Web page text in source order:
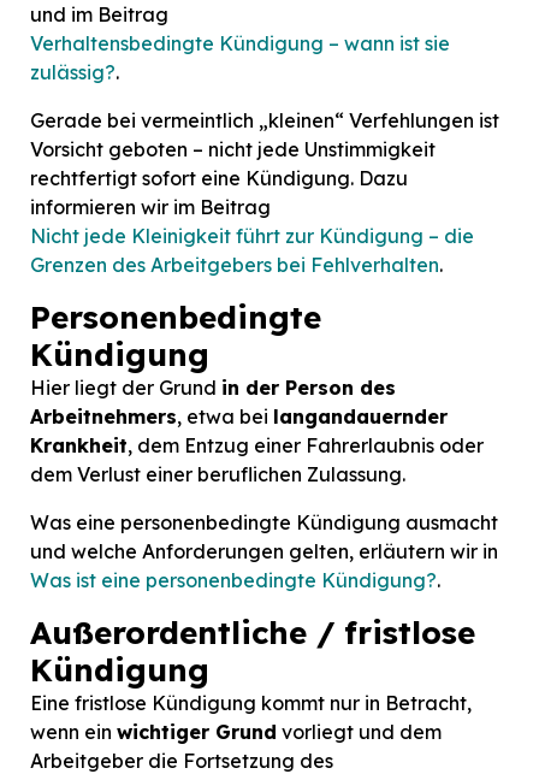
und im Beitrag
Verhaltensbedingte Kündigung – wann ist sie
zulässig?.
Gerade bei vermeintlich „kleinen“ Verfehlungen ist
Vorsicht geboten – nicht jede Unstimmigkeit
rechtfertigt sofort eine Kündigung. Dazu
informieren wir im Beitrag
Nicht jede Kleinigkeit führt zur Kündigung – die
Grenzen des Arbeitgebers bei Fehlverhalten.
Personenbedingte
Kündigung
Hier liegt der Grund in der Person des
Arbeitnehmers, etwa bei langandauernder
Krankheit, dem Entzug einer Fahrerlaubnis oder
dem Verlust einer beruflichen Zulassung.
Was eine personenbedingte Kündigung ausmacht
und welche Anforderungen gelten, erläutern wir in
Was ist eine personenbedingte Kündigung?.
Außerordentliche / fristlose
Kündigung
Eine fristlose Kündigung kommt nur in Betracht,
wenn ein wichtiger Grund vorliegt und dem
Arbeitgeber die Fortsetzung des